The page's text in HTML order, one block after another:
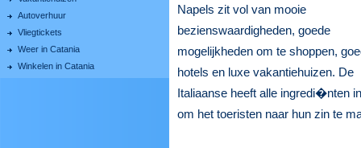
Autoverhuur
Vliegtickets
Weer in Catania
Winkelen in Catania
Napels zit vol van mooie
bezienswaardigheden, goede
mogelijkheden om te shoppen,
hotels en luxe vakantiehuizen. De
Italiaanse heeft alle ingredi�nten
om het toeristen naar hun zin te